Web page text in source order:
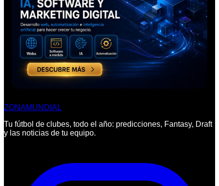
ZONAMUNDIAL
Tu fútbol de clubes, todo el año: predicciones, Fantasy, Draft
y las noticias de tu equipo.